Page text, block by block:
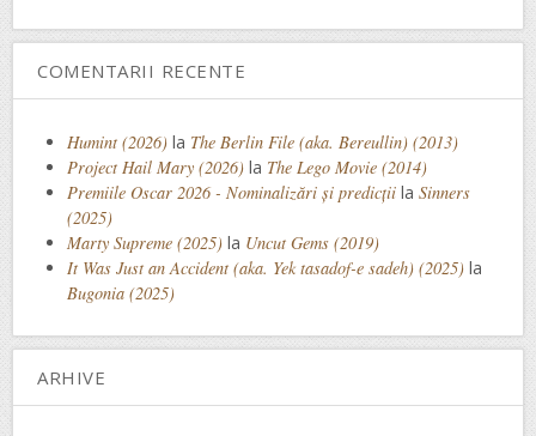
COMENTARII RECENTE
Humint (2026) la The Berlin File (aka. Bereullin) (2013)
Project Hail Mary (2026) la The Lego Movie (2014)
Premiile Oscar 2026 - Nominalizări și predicții la Sinners
(2025)
Marty Supreme (2025) la Uncut Gems (2019)
It Was Just an Accident (aka. Yek tasadof-e sadeh) (2025) la
Bugonia (2025)
ARHIVE